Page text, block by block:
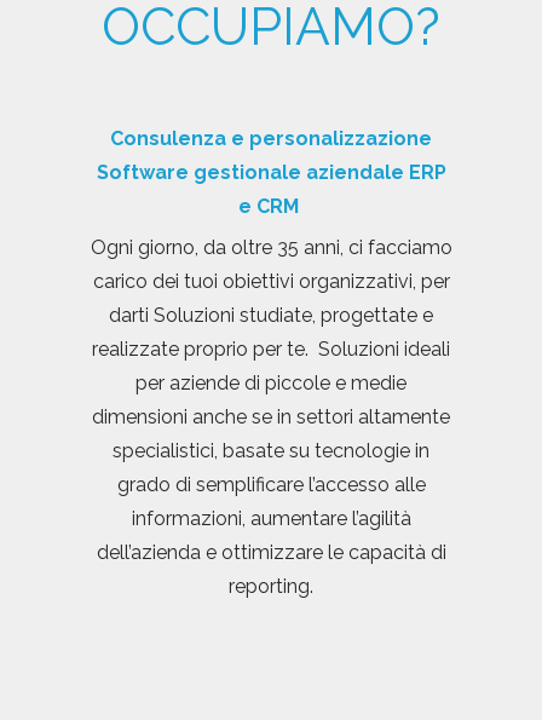
OCCUPIAMO?
Consulenza e personalizzazione
Software gestionale aziendale ERP
e CRM
Ogni giorno, da oltre 35 anni, ci facciamo
carico dei tuoi obiettivi organizzativi, per
darti Soluzioni studiate, progettate e
realizzate proprio per te. Soluzioni ideali
per aziende di piccole e medie
dimensioni anche se in settori altamente
specialistici, basate su tecnologie in
grado di semplificare l’accesso alle
informazioni, aumentare l’agilità
dell’azienda e ottimizzare le capacità di
reporting.